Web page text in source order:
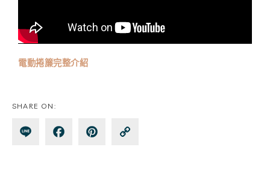
電動捲簾完整介紹
SHARE ON:
Lin Fa Pin